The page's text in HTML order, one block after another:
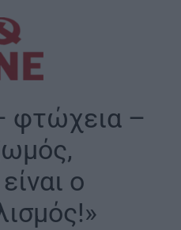
φτώχεια –
ο